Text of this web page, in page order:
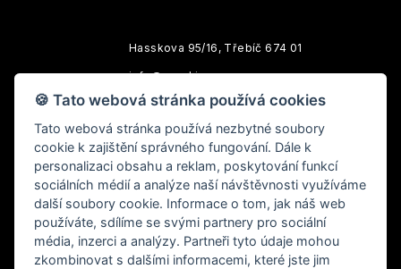
Hasskova 95/16, Třebíč 674 01
info@sunskin.cz
Po-Pá: 10:00 - 18:00
🍪 Tato webová stránka používá cookies
Tato webová stránka používá nezbytné soubory
cookie k zajištění správného fungování. Dále k
personalizaci obsahu a reklam, poskytování funkcí
sociálních médií a analýze naší návštěvnosti využíváme
další soubory cookie. Informace o tom, jak náš web
používáte, sdílíme se svými partnery pro sociální
média, inzerci a analýzy. Partneři tyto údaje mohou
zkombinovat s dalšími informacemi, které jste jim